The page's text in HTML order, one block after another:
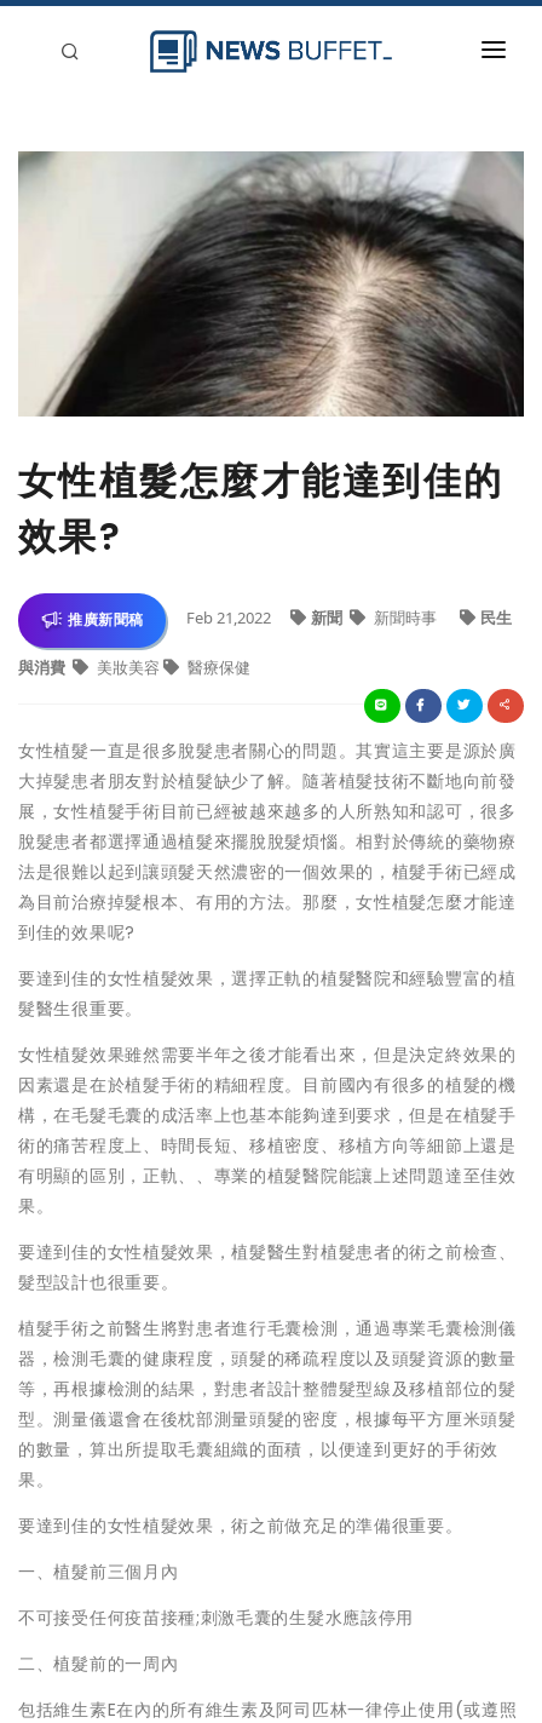
新聞稿分類
女性植髮怎麼才能達到佳的
效果?
推廣新聞稿 Feb 21,2022 新聞 新聞時事 民生
與消費 美妝美容 醫療保健
女性植髮一直是很多脫髮患者關心的問題。其實這主要是源於廣
大掉髮患者朋友對於植髮缺少了解。隨著植髮技術不斷地向前發
展，女性植髮手術目前已經被越來越多的人所熟知和認可，很多
脫髮患者都選擇通過植髮來擺脫脫髮煩惱。相對於傳統的藥物療
法是很難以起到讓頭髮天然濃密的一個效果的，植髮手術已經成
為目前治療掉髮根本、有用的方法。那麼，女性植髮怎麼才能達
到佳的效果呢?
要達到佳的女性植髮效果，選擇正軌的植髮醫院和經驗豐富的植
髮醫生很重要。
女性植髮效果雖然需要半年之後才能看出來，但是決定終效果的
因素還是在於植髮手術的精細程度。目前國內有很多的植髮的機
構，在毛髮毛囊的成活率上也基本能夠達到要求，但是在植髮手
術的痛苦程度上、時間長短、移植密度、移植方向等細節上還是
有明顯的區別，正軌、、專業的植髮醫院能讓上述問題達至佳效
果。
要達到佳的女性植髮效果，植髮醫生對植髮患者的術之前檢查、
髮型設計也很重要。
植髮手術之前醫生將對患者進行毛囊檢測，通過專業毛囊檢測儀
器，檢測毛囊的健康程度，頭髮的稀疏程度以及頭髮資源的數量
等，再根據檢測的結果，對患者設計整體髮型線及移植部位的髮
型。測量儀還會在後枕部測量頭髮的密度，根據每平方厘米頭髮
的數量，算出所提取毛囊組織的面積，以便達到更好的手術效
果。
要達到佳的女性植髮效果，術之前做充足的準備很重要。
一、植髮前三個月內
不可接受任何疫苗接種;刺激毛囊的生髮水應該停用
二、植髮前的一周內
包括維生素E在內的所有維生素及阿司匹林一律停止使用(或遵照